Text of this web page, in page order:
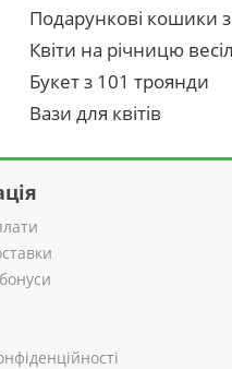
Подарункові кошики з
Квіти на річницю
Букет з 101 троянди
Вази для квітів